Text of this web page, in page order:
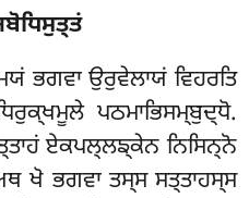
ਭਗਵਾ ਉਰੁਵੇਲਾਯਂ ਵਿਹਰਤਿ
ਪਠਮਾਭਿਸਮ੍ਬੁਦ੍ਧੋ.
ਏਕਪਲ੍ਲਙ੍ਕੇਨ ਨਿਸਿਨ੍ਨੋ
ਖੋ ਭਗਵਾ ਤਸ੍ਸ ਸਤ੍ਤਾਹਸ੍ਸ